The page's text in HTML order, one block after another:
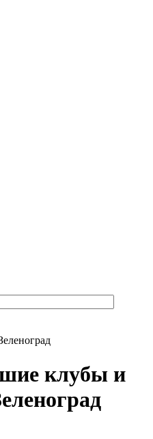
клубы и